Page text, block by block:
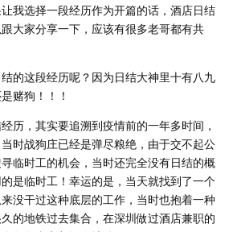
我选择一段经历作为开篇的话，酒店日结
大家分享一下，应该有很多老哥都有共
的这段经历呢？因为日结大神里十有八九
赌狗！！！
历，其实要追溯到疫情前的一年多时间，
时战狗庄已经是弹尽粮绝，由于交不起公
临时工的机会，当时还完全没有日结的概
是临时工！幸运的是，当天就找到了一个
没干过这种底层的工作，当时也抱着一种
的地铁过去集合，在深圳做过酒店兼职的